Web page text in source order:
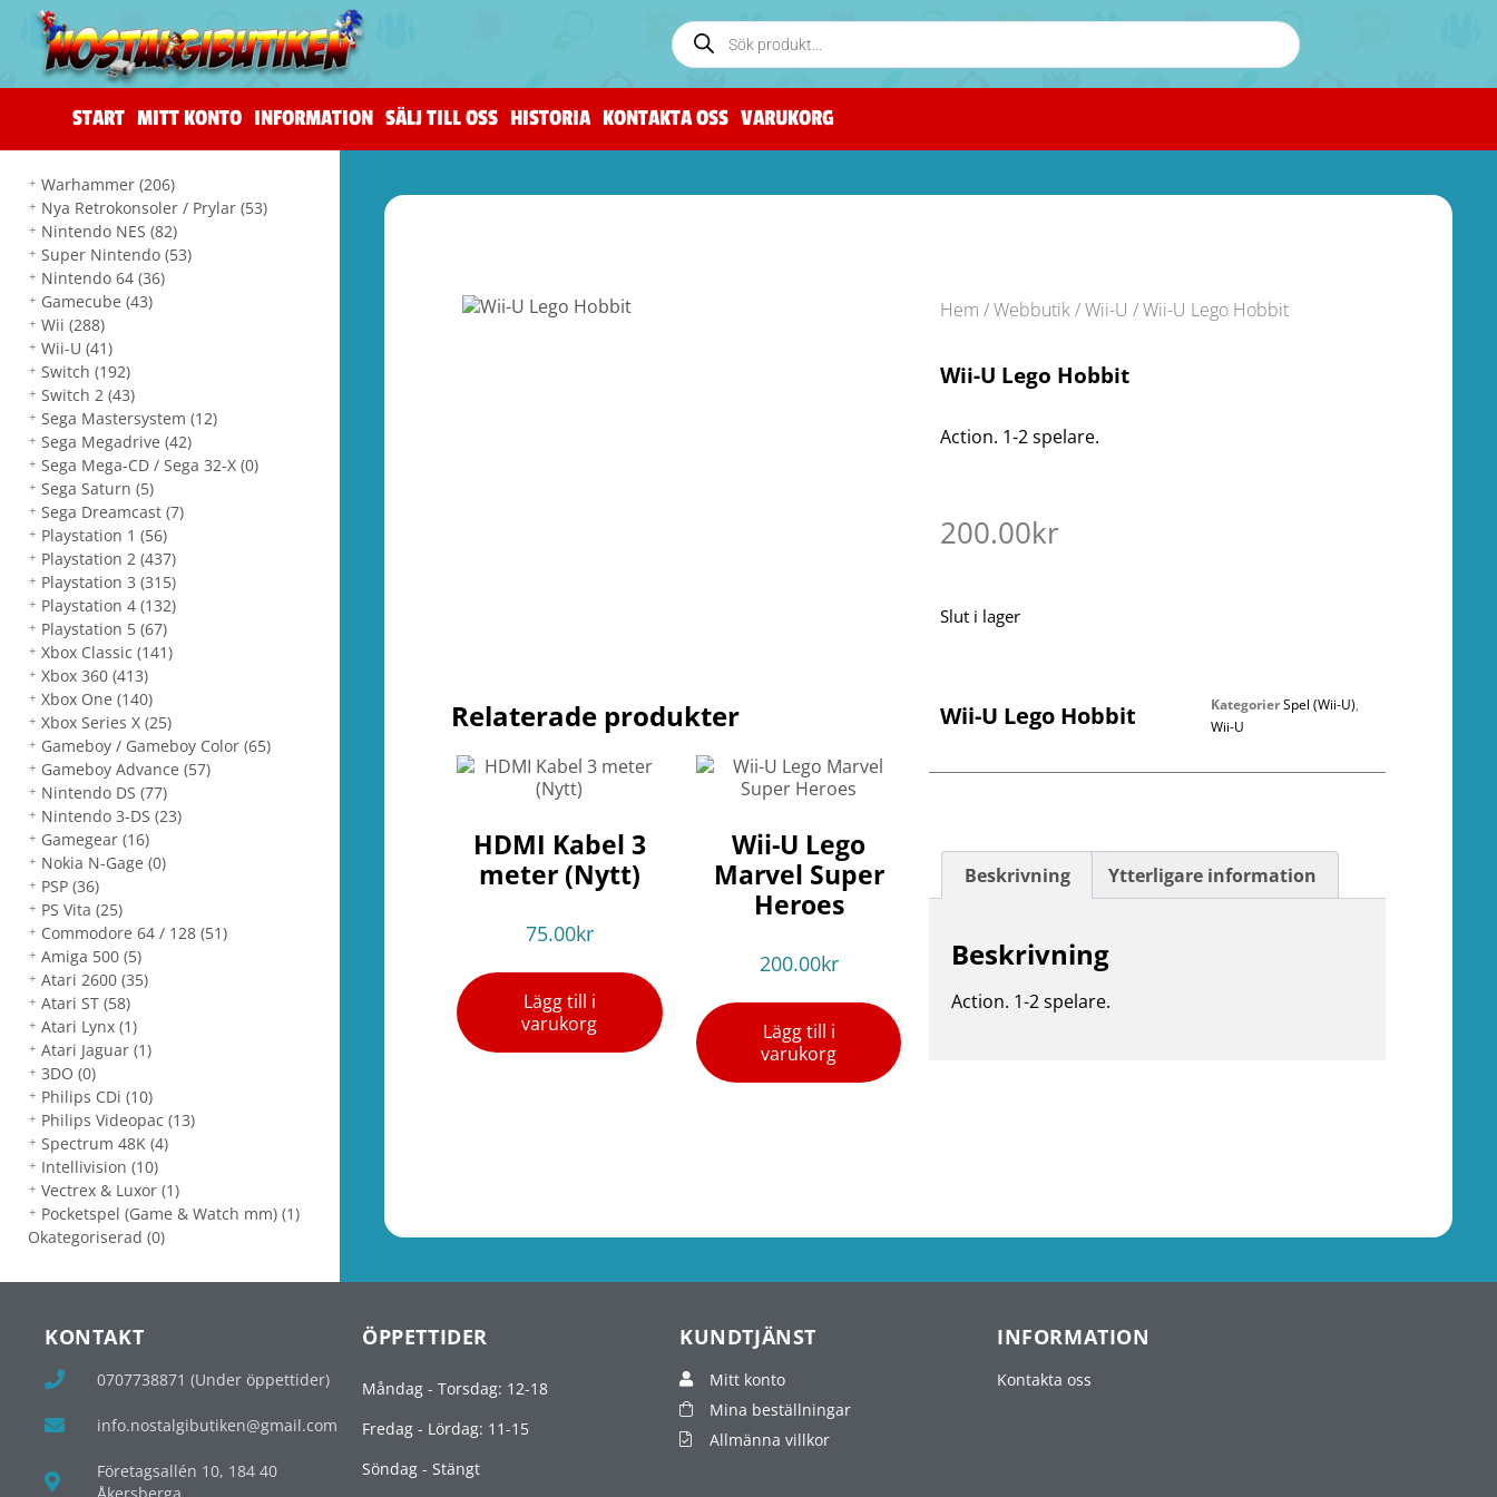
START MITT KONTO INFORMATION SÄLJ TILL OSS HISTORIA KONTAKTA OSS VARUKORG
Warhammer(206)
Nya Retrokonsoler / Prylar(53)
Nintendo NES(82)
Super Nintendo(53)
Nintendo 64(36)
Gamecube(43)
Wii(288)
Wii-U(41)
Switch(192)
Switch 2(43)
Sega Mastersystem(12)
Sega Megadrive(42)
Sega Mega-CD / Sega 32-X(0)
Sega Saturn(5)
Sega Dreamcast(7)
Playstation 1(56)
Playstation 2(437)
Playstation 3(315)
Playstation 4(132)
Playstation 5(67)
Xbox Classic(141)
Xbox 360(413)
Xbox One(140)
Xbox Series X(25)
Gameboy / Gameboy Color(65)
Gameboy Advance(57)
Nintendo DS(77)
Nintendo 3-DS(23)
Gamegear(16)
Nokia N-Gage(0)
PSP(36)
PS Vita(25)
Commodore 64 / 128(51)
Amiga 500(5)
Atari 2600(35)
Atari ST(58)
Atari Lynx(1)
Atari Jaguar(1)
3DO(0)
Philips CDi(10)
Philips Videopac(13)
Spectrum 48K(4)
Intellivision(10)
Vectrex & Luxor(1)
Pocketspel (Game & Watch mm)(1)
Okategoriserad (0)
Hem /Webbutik/Wii-U / Wii-U Lego Hobbit
Wii-U Lego Hobbit
Action. 1-2 spelare.
200.00kr
Slut i lager
Relaterade produkter
HDMI Kabel 3
meter (Nytt)
75.00kr
Lägg till i
varukorg
Wii-U Lego
Marvel Super
Heroes
200.00kr
Lägg till i
varukorg
Wii-U Lego Hobbit KategorierSpel (Wii-U),
Wii-U
Beskrivning Ytterligare information
Beskrivning
Action. 1-2 spelare.
KONTAKT
0707738871 (Under öppettider)
info.nostalgibutiken@gmail.com
Företagsallén 10, 184 40
ÖPPETTIDER
Måndag - Torsdag: 12-18
Fredag - Lördag: 11-15
Söndag - Stängt
KUNDTJÄNST
Mitt konto
Mina beställningar
Allmänna villkor
INFORMATION
Kontakta oss